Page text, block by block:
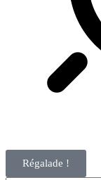
Régalade !